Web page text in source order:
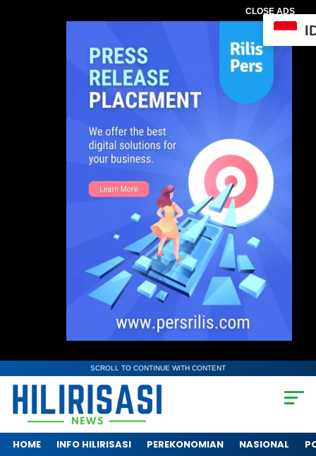
CLOSE ADS
SCROLL TO CONTINUE WITH CONTENT
HOME INFO HILIRISASI PEREKONOMIAN NASIONAL